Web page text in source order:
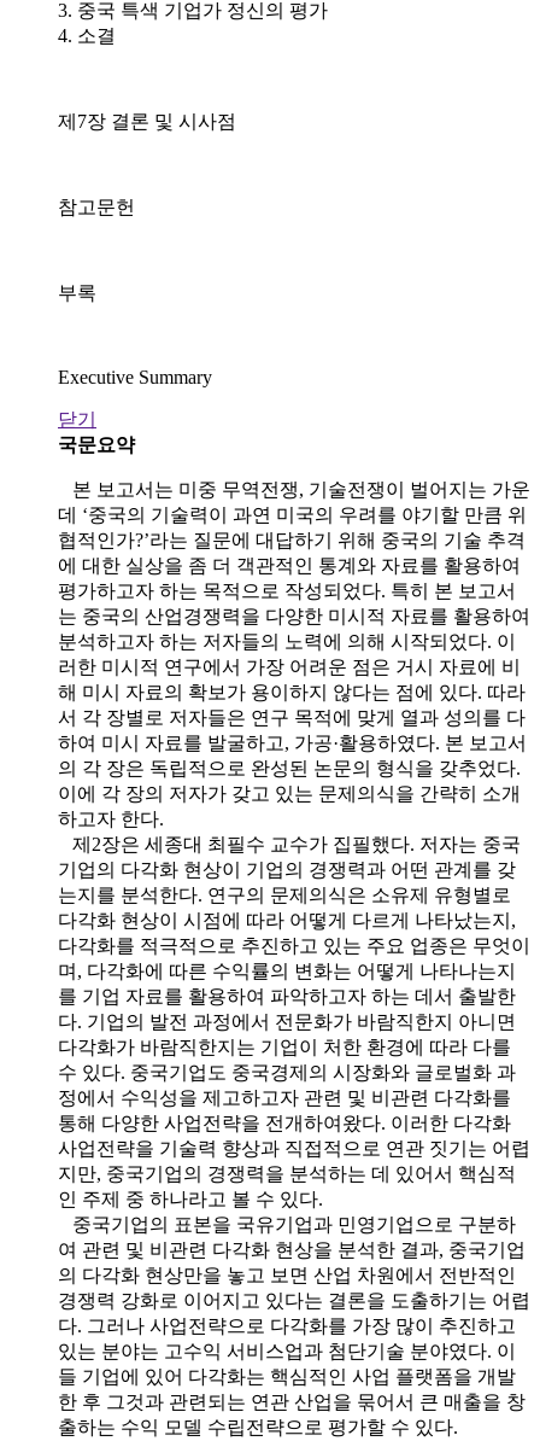
3. 중국 특색 기업가 정신의 평가
4. 소결
제7장 결론 및 시사점
참고문헌
부록
Executive Summary
닫기
국문요약
본 보고서는 미중 무역전쟁, 기술전쟁이 벌어지는 가운
데 ‘중국의 기술력이 과연 미국의 우려를 야기할 만큼 위
협적인가?’라는 질문에 대답하기 위해 중국의 기술 추격
에 대한 실상을 좀 더 객관적인 통계와 자료를 활용하여
평가하고자 하는 목적으로 작성되었다. 특히 본 보고서
는 중국의 산업경쟁력을 다양한 미시적 자료를 활용하여
분석하고자 하는 저자들의 노력에 의해 시작되었다. 이
러한 미시적 연구에서 가장 어려운 점은 거시 자료에 비
해 미시 자료의 확보가 용이하지 않다는 점에 있다. 따라
서 각 장별로 저자들은 연구 목적에 맞게 열과 성의를 다
하여 미시 자료를 발굴하고, 가공·활용하였다. 본 보고서
의 각 장은 독립적으로 완성된 논문의 형식을 갖추었다.
이에 각 장의 저자가 갖고 있는 문제의식을 간략히 소개
하고자 한다.
제2장은 세종대 최필수 교수가 집필했다. 저자는 중국
기업의 다각화 현상이 기업의 경쟁력과 어떤 관계를 갖
는지를 분석한다. 연구의 문제의식은 소유제 유형별로
다각화 현상이 시점에 따라 어떻게 다르게 나타났는지,
다각화를 적극적으로 추진하고 있는 주요 업종은 무엇이
며, 다각화에 따른 수익률의 변화는 어떻게 나타나는지
를 기업 자료를 활용하여 파악하고자 하는 데서 출발한
다. 기업의 발전 과정에서 전문화가 바람직한지 아니면
다각화가 바람직한지는 기업이 처한 환경에 따라 다를
수 있다. 중국기업도 중국경제의 시장화와 글로벌화 과
정에서 수익성을 제고하고자 관련 및 비관련 다각화를
통해 다양한 사업전략을 전개하여왔다. 이러한 다각화
사업전략을 기술력 향상과 직접적으로 연관 짓기는 어렵
지만, 중국기업의 경쟁력을 분석하는 데 있어서 핵심적
인 주제 중 하나라고 볼 수 있다.
중국기업의 표본을 국유기업과 민영기업으로 구분하
여 관련 및 비관련 다각화 현상을 분석한 결과, 중국기업
의 다각화 현상만을 놓고 보면 산업 차원에서 전반적인
경쟁력 강화로 이어지고 있다는 결론을 도출하기는 어렵
다. 그러나 사업전략으로 다각화를 가장 많이 추진하고
있는 분야는 고수익 서비스업과 첨단기술 분야였다. 이
들 기업에 있어 다각화는 핵심적인 사업 플랫폼을 개발
한 후 그것과 관련되는 연관 산업을 묶어서 큰 매출을 창
출하는 수익 모델 수립전략으로 평가할 수 있다.